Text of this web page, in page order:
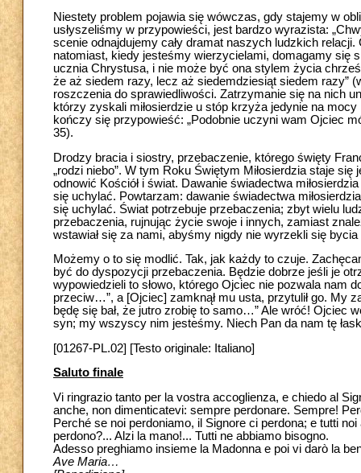
Niestety problem pojawia się wówczas, gdy stajemy w
usłyszeliśmy w przypowieści, jest bardzo wyrazista:
scenie odnajdujemy cały dramat naszych ludzkich
natomiast, kiedy jesteśmy wierzycielami, domagamy się
ucznia Chrystusa, i nie może być ona stylem życia
że aż siedem razy, lecz aż siedemdziesiąt siedem razy”
roszczenia do sprawiedliwości. Zatrzymanie się na nich
którzy zyskali miłosierdzie u stóp krzyża jedynie na
kończy się przypowieść: „Podobnie uczyni wam Ojciec
35).
Drodzy bracia i siostry, przebaczenie, którego święty
„rodzi niebo”. W tym Roku Świętym Miłosierdzia staje
odnowić Kościół i świat. Dawanie świadectwa
się uchylać. Powtarzam: dawanie świadectwa
się uchylać. Świat potrzebuje przebaczenia; zbyt wielu
przebaczenia, rujnując życie swoje i innych, zamiast
wstawiał się za nami, abyśmy nigdy nie wyrzekli się
Możemy o to się modlić. Tak, jak każdy to czuje.
być do dyspozycji przebaczenia. Będzie dobrze jeśli je
wypowiedzieli to słowo, którego Ojciec nie pozwala nam
przeciw…”, a [Ojciec] zamknął mu usta, przytulił go.
będę się bał, że jutro zrobię to samo…” Ale wróć! Ojciec
syn; my wszyscy nim jesteśmy. Niech Pan da nam tę
[01267-PL.02] [Testo originale: Italiano]
Saluto finale
Vi ringrazio tanto per la vostra accoglienza, e chiedo al
anche, non dimenticatevi: sempre perdonare. Sempre!
Perché se noi perdoniamo, il Signore ci perdona; e tutti
perdono?... Alzi la mano!... Tutti ne abbiamo bisogno.
Adesso preghiamo insieme la Madonna e poi vi darò la
Ave Maria…